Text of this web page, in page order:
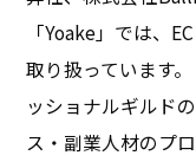
「Yoake」では、
取り扱っています
ッショナルギルド
ス・副業人材のプ